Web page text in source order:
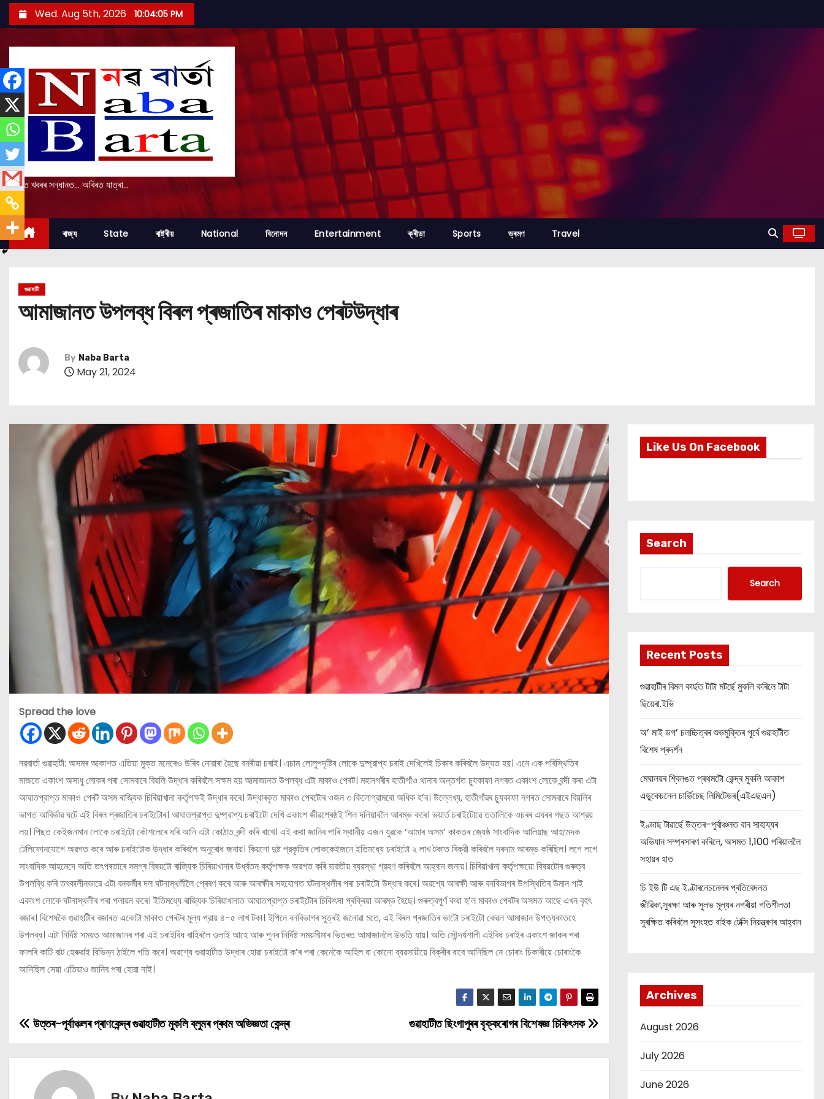
k
t
o
c
n
e
t
Wed. Aug 5th, 2026 10:04:06 PM
প্ৰকৃত খবৰৰ সন্ধানত... অবিৰত যাত্ৰা...
ৰাজ্য State ৰাষ্ট্ৰীয় National বিনোদন Entertainment ক্ৰীড়া Sports ভ্ৰমণ Travel
গুৱাহাটী
আমাজানত উপলব্ধ বিৰল প্ৰজাতিৰ মাকাও পেৰটউদ্ধাৰ
By Naba Barta
May 21, 2024
Spread the love
নৱবার্তা গুৱাহাটী: অসমৰ আকাশত এতিয়া মুক্ত মনেৰেও উৰিব নোৱাৰা হৈছে বনৰীয়া চৰাই। এচাম লোলুপদৃষ্টিৰ লোকে দুষ্প্রাপ্য চৰাই দেখিলেই চিকাৰ কৰিবলৈ উদ্যত হয়। এনে এক পৰিস্থিতিৰ
মাজতে একাংশ অসাধু লোকৰ পৰা সোমবাৰে বিয়লি উদ্ধাৰ কৰিবলৈ সক্ষম হয় আমাজানত উপলব্ধ এটা মাকাও পেৰট। মহানগৰীৰ হাতীগাঁও থানাৰ অন্তৰ্গত চ্যুকাফা নগৰত একাংশ লোকে বন্দী কৰা এটা
আঘাতপ্রাপ্ত মাকাও পেৰট অসম ৰাজ্যিক চিৰিয়াখানা কর্তৃপক্ষই উদ্ধাৰ কৰে। উদ্ধাৰকৃত মাকাও পেৰটোৰ ওজন ৩ কিলোগ্রামৰো অধিক হ’ব। উল্লেখ্য, হাতীগাঁৱৰ চ্যুকাফা নগৰত সোমবাৰে বিয়লিৰ
ভাগত আবিৰ্ভাৱ ঘটে এই বিৰল প্ৰজাতিৰ চৰাইটোৰ। আঘাতপ্রাপ্ত দুষ্প্রাপ্য চৰাইটো দেখি একাংশ জীৱশ্ৰেষ্ঠই শিল দলিয়াবলৈ আৰম্ভ কৰে। ভয়ার্ত চৰাইটোৱে ততালিকে ওচৰৰ এঘৰৰ গছত আশ্রয়
লয়। পিছত কেইজনমান লোকে চৰাইটো কৌশলেৰে ধৰি আনি এটা কোঠাত বন্দী কৰি ৰাখে। এই কথা জানিব পাৰি স্থানীয় এজন যুৱকে ‘আমাৰ অসম’ কাকতৰ জ্যেষ্ঠ সাংবাদিক আলিয়াছ আহমেদক
টেলিফোনযোগে অৱগত কৰে আৰু চৰাইটোক উদ্ধাৰ কৰিবলৈ অনুৰোধ জনায়। কিয়নো দুষ্ট প্রকৃতিৰ লোককেইজনে ইতিমধ্যে চৰাইটো ২ লাখ টকাত বিক্রী কৰিবলৈ দৰদাম আৰম্ভ কৰিছিল। লগে লগে
সাংবাদিক আহমেদে অতি তৎপৰতাৰে সমগ্ৰ বিষয়টো ৰাজ্যিক চিৰিয়াখানাৰ ঊর্ধ্বতন কর্তৃপক্ষক অৱগত কৰি যাৱতীয় ব্যৱস্থা গ্রহণ কৰিবলৈ আহ্বান জনায়। চিৰিয়াখানা কর্তৃপক্ষয়ো বিষয়টোৰ গুৰুত্ব
উপলব্ধি কৰি তৎকালীনভাৱে এটা বনকৰ্মীৰ দল ঘটনাস্থলীলৈ প্ৰেৰণ কৰে আৰু আৰক্ষীৰ সহযোগত ঘটনাস্থলীৰ পৰা চৰাইটো উদ্ধাৰ কৰে। অৱশ্যে আৰক্ষী আৰু বনবিভাগৰ উপস্থিতিৰ উমান পাই
একাংশ লোকে ঘটনাস্থলীৰ পৰা পলায়ন কৰে। ইতিমধ্যে ৰাজ্যিক চিৰিয়াখানাত আঘাতপ্রাপ্ত চৰাইটোৰ চিকিৎসা প্ৰক্ৰিয়া আৰম্ভ হৈছে। গুৰুত্বপূৰ্ণ কথা হ’ল মাকাও পেৰটৰ অসমত আছে এখন বৃহৎ
বজাৰ। বিশেষকৈ গুৱাহাটীৰ বজাৰত একোটা মাকাও পেৰটৰ মূল্য প্রায় ৪-৫ লাখ টকা। ইপিনে বনবিভাগৰ সূত্ৰই জনোৱা মতে, এই বিৰল প্ৰজাতিৰ ভাটো চৰাইটো কেৱল আমাজান উপত্যকাতহে
উপলব্ধ। এটা নির্দিষ্ট সময়ত আমাজানৰ পৰা এই চৰাইবিধ বাহিৰলৈ ওলাই আহে আৰু পুনৰ নির্দিষ্ট সময়সীমাৰ ভিতৰত আমাজানলৈ উভতি যায়। অতি সৌন্দর্যশালী এইবিধ চৰাইৰ একাংশ জাকৰ পৰা
ফালৰি কাটি বাট হেৰুৱাই বিভিন্ন ঠাইলৈ গতি কৰে। অৱশ্যে গুৱাহাটীত উদ্ধাৰ হোৱা চৰাইটো ক’ৰ পৰা কেনেকৈ আহিল বা কোনো ব্যৱসায়ীয়ে বিক্ৰীৰ বাবে আনিছিল নে চোৰাং চিকাৰীয়ে চোৰাংকৈ
আনিছিল সেয়া এতিয়াও জানিব পৰা হোৱা নাই।
P
o
গুৱাহাটীত ছিংগাপুৰৰ বৃক্কৰোগৰ বিশেষজ্ঞ চিকিৎসক
উত্তৰ-পূৰ্বাঞ্চলৰ প্ৰাণকেন্দ্ৰ গুৱাহাটীত মুকলি ব্লুমৰ প্ৰথম অভিজ্ঞতা কেন্দ্ৰ
Like Us On Facebook
Search
Search
Recent Posts
গুৱাহাটীৰ বিমল কাৰ্ছত টাটা মটৰ্ছে মুকলি কৰিলে টাটা
ছিয়েৰা.ইভি
অ’ মাই ডগ’ চলচ্চিত্ৰৰ শুভমুক্তিৰ পূৰ্বে গুৱাহাটীত
বিশেষ প্ৰদৰ্শন
মেঘালয়ৰ শ্বিলঙত প্ৰথমটো কেন্দ্ৰ মুকলি আকাশ
এডুকেচনেল চাৰ্ভিচেছ লিমিটেডৰ(এইএছএল)
ইণ্ডাছ টাৱাৰ্ছে উত্তৰ-পূৰ্বাঞ্চলত বান সাহায্যৰ
অভিযান সম্প্ৰসাৰণ কৰিলে, অসমত 1,100 পৰিয়াললৈ
সহায়ৰ হাত
চি ইউ টি এছ ইণ্টাৰনেচনেলৰ প্ৰতিবেদনত
জীৱিকা,সুৰক্ষা আৰু সুলভ মূল্যৰ নগৰীয়া গতিশীলতা
সুৰক্ষিত কৰিবলৈ সুসংহত বাইক টেক্সি নিয়ন্ত্ৰণৰ আহ্বান
Archives
August 2026
July 2026
June 2026